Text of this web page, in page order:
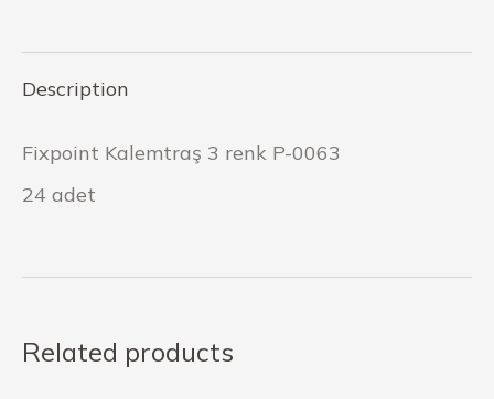
Description
Fixpoint Kalemtraş 3 renk P-0063
24 adet
Related products